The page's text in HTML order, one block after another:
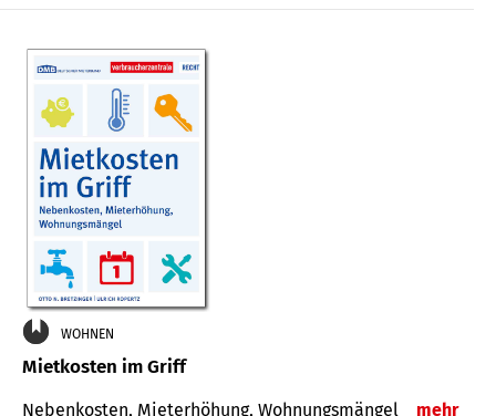
WOHNEN
Mietkosten im Griff
Nebenkosten, Mieterhöhung, Wohnungsmängel mehr